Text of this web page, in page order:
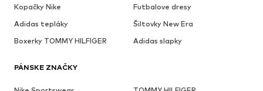
Kopačky Nike
Futbalove dresy
Adidas tepláky
Šiltovky New Era
Boxerky TOMMY HILFIGER
Adidas slapky
PÁNSKE ZNAČKY